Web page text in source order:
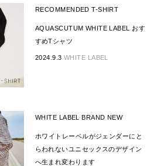
RECOMMENDED T-SHIRT
AQUASCUTUM WHITE LABEL おす
すめTシャツ
2024.9.3 WHITE LABEL
WHITE LABEL BRAND NEW
ホワイトレーベルがジェンダーにと
らわれないユニセックスのデザイン
へ生まれ変わります